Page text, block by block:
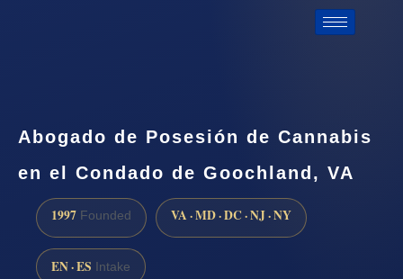
Abogado de Posesión de Cannabis
en el Condado de Goochland, VA
1997 Founded VA · MD · DC · NJ · NY
EN · ES Intake